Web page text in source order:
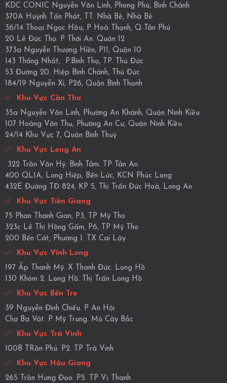
KDC CONIC Nguyễn Văn Linh, Phong Phú, Bình Chánh
370A Huỳnh Tấn Phát, TT. Nhà Bè, Nhà Bè
36/14 Thoại Ngọc Hầu, P Hoà Thạnh, Q Tân Phú
20 Lê Đức Thọ. P Thới An. Quận 12
373a Nguyễn Thượng Hiền, P11, Quận 10
143 Thống Nhất, P.Bình Thọ, TP. Thủ Đức
53 Đường 20. Hiệp Bình Chánh, Thủ Đức
184/19 Nguyễn Xí, P26, Quận Bình Thạnh
✅ Khu Vực Cần Thơ
35a Nguyễn Văn Linh, Phường An Khánh, Quận Ninh Kiều
107 Hoàng Văn Thụ, Phường An Cư, Quận Ninh Kiều
24/14 Khu Vực 7, Quận Bình Thuỷ
✅ Khu Vực Long An
322 Trần Văn Hý. Bình Tâm. TP Tân An
400 QL1A, Long Hiệp, Bến Lức, KCN Phúc Long
432E Đường TĐ 824, KP 5, Thị Trấn Đức Hoà, Long An
✅ Khu Vực Tiền Giang
75 Phan Thanh Gian, P3, TP Mỹ Tho
323c Lê Thị Hồng Gấm, P6, TP Mỹ Tho
200 Bến Cát, Phường 1. TX Cai Lậy
✅ Khu Vực Vĩnh Long
197 Ấp Thanh Mỹ. X Thanh Đức. Long Hồ
130 Khóm 2. Long Hồ. Thị Trấn Long Hồ
✅ Khu Vực Bến Tre
39 Nguyễn Đình Chiểu. P An Hội
Chợ Ba Vát. P Mỹ Trung. Mỏ Cày Bắc
✅ Khu Vực Trà Vinh
100B TRần Phú. P2. TP Trà Vinh
✅ Khu Vực Hậu Giang
265 Trần Hưng Đạo. P5. TP Vị Thanh